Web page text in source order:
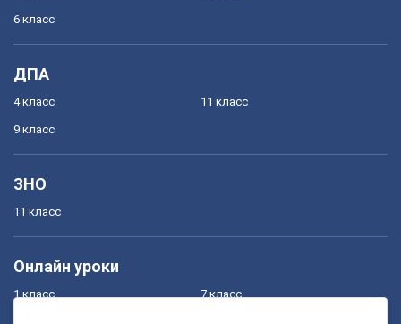
6 класс
ДПА
4 класс
9 класс
11 класс
ЗНО
11 класс
Онлайн уроки
1 класс 7 класс